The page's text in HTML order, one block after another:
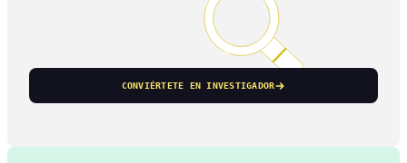
CONVIÉRTETE EN INVESTIGADOR